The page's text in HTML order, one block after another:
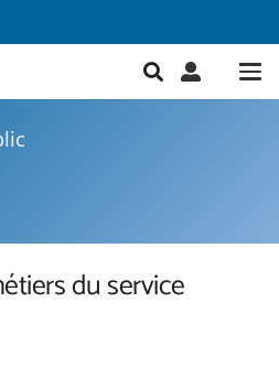
du service